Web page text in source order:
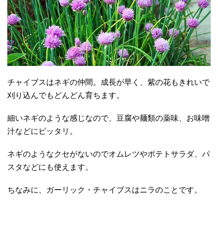
チャイブスはネギの仲間。成長が早く、紫の花もきれいで
刈り込んでもどんどん育ちます。
細いネギのような感じなので、豆腐や麺類の薬味、お味噌
汁などにピッタリ。
ネギのようなクセがないのでオムレツやポテトサラダ、パ
スタなどにも使えます。
ちなみに、ガーリック・チャイブスはニラのことです。